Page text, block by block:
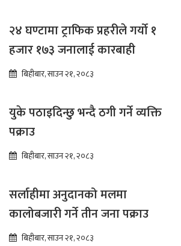
२४ घण्टामा ट्राफिक प्रहरीले गर्यो १
हजार १७३ जनालाई कारबाही
बिहीबार, साउन २१, २०८३
युके पठाइदिन्छु भन्दै ठगी गर्ने व्यक्ति
पक्राउ
बिहीबार, साउन २१, २०८३
सर्लाहीमा अनुदानको मलमा
कालोबजारी गर्ने तीन जना पक्राउ
बिहीबार, साउन २१, २०८३